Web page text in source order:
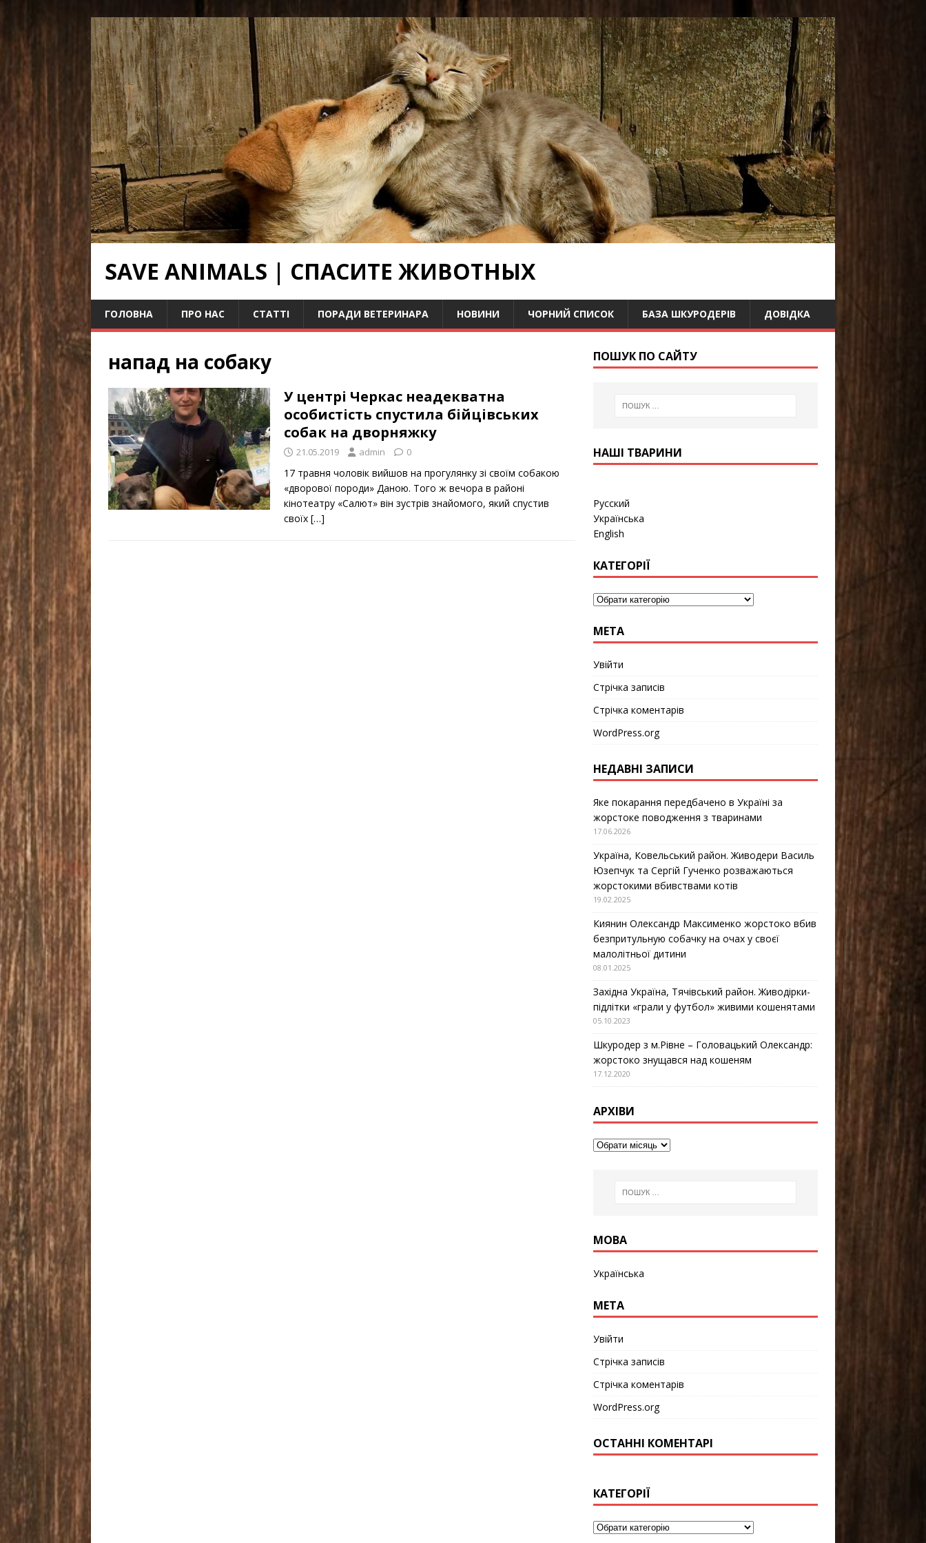
SAVE ANIMALS | СПАСИТЕ ЖИВОТНЫХ
ГОЛОВНА ПРО НАС СТАТТІ ПОРАДИ ВЕТЕРИНАРА НОВИНИ ЧОРНИЙ СПИСОК БАЗА ШКУРОДЕРІВ ДОВІДКА
напад на собаку
У центрі Черкас неадекватна
особистість спустила бійцівських
собак на дворняжку
21.05.2019 admin 0
17 травня чоловік вийшов на прогулянку зі своїм собакою
«дворової породи» Даною. Того ж вечора в районі
кінотеатру «Салют» він зустрів знайомого, який спустив
своїх […]
ПОШУК ПО САЙТУ
НАШІ ТВАРИНИ
Русский
Українська
English
КАТЕГОРІЇ
МЕТА
Увійти
Стрічка записів
Стрічка коментарів
WordPress.org
НЕДАВНІ ЗАПИСИ
Яке покарання передбачено в Україні за
жорстоке поводження з тваринами
17.06.2026
Україна, Ковельський район. Живодери Василь
Юзепчук та Сергій Гученко розважаються
жорстокими вбивствами котів
19.02.2025
Киянин Олександр Максименко жорстоко вбив
безпритульную собачку на очах у своєї
малолітньої дитини
08.01.2025
Західна Україна, Тячівський район. Живодірки-
підлітки «грали у футбол» живими кошенятами
05.10.2023
Шкуродер з м.Рівне – Головацький Олександр:
жорстоко знущався над кошеням
17.12.2020
АРХІВИ
МОВА
Українська
МЕТА
Увійти
Стрічка записів
Стрічка коментарів
WordPress.org
ОСТАННІ КОМЕНТАРІ
КАТЕГОРІЇ